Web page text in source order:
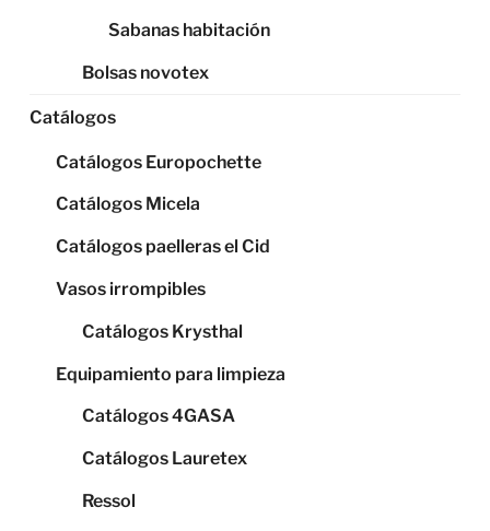
Sabanas habitación
Bolsas novotex
Catálogos
Catálogos Europochette
Catálogos Micela
Catálogos paelleras el Cid
Vasos irrompibles
Catálogos Krysthal
Equipamiento para limpieza
Catálogos 4GASA
Catálogos Lauretex
Ressol